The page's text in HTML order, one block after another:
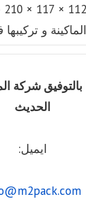
الماكينة و
بالتوفيق
الحديث
ايميل: